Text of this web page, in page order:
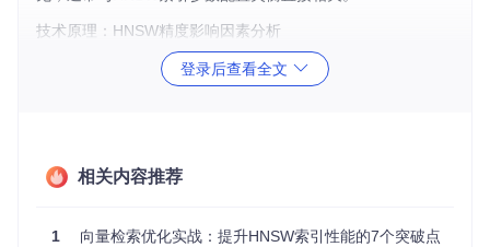
技术原理：HNSW精度影响因素分析
HNSW索引的检索精度由图结构质量和搜索策略共同决定。图
结构质量取决于构建阶段的参数（M、efConstruction），而
M值 ：控制每个节点的邻居数量，决定图的密度和导航能力
efConstruction：构建时的探索范围，影响图的连通性和
efSearch：查询时的探索深度，决定搜索过程中访问的节
登录后查看全文
相关内容推荐
1 向量检索优化实战：提升HNSW索引性能的7个突破点